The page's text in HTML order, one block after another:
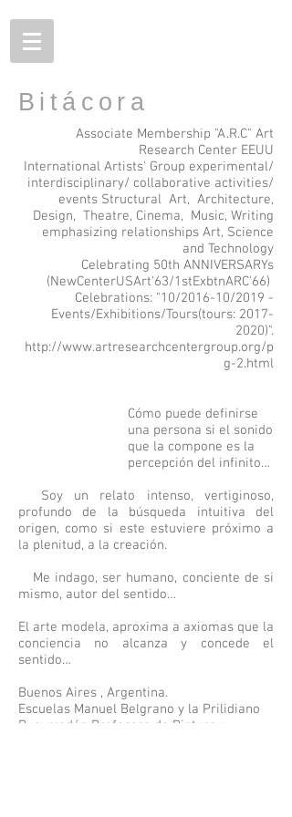
Bitácora
Associate Membership "A.R.C" Art
Research Center EEUU
International Artists' Group experimental/
interdisciplinary/ collaborative activities/
events Structural Art, Architecture,
Design, Theatre, Cinema, Music, Writing
emphasizing relationships Art, Science
and Technology
Celebrating 50th ANNIVERSARYs
(NewCenterUSArt'63/1stExbtnARC'66)
Celebrations: "10/2016-10/2019 -
Events/Exhibitions/Tours(tours: 2017-
2020)".
http://www.artresearchcentergroup.org/p
g-2.html
Cómo puede definirse
una persona si el sonido
que la compone es la
percepción del infinito…
Soy un relato intenso, vertiginoso,
profundo de la búsqueda intuitiva del
origen, como si este estuviere próximo a
la plenitud, a la creación.
Me indago, ser humano, conciente de si
mismo, autor del sentido…
El arte modela, aproxima a axiomas que la
conciencia no alcanza y concede el
sentido…
Buenos Aires , Argentina.
Escuelas Manuel Belgrano y la Prilidiano
Pueyrredón Profesora de Pintura y